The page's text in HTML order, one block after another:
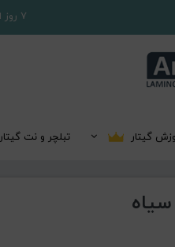
7 روز اکانت لامینور رایگان فقط با ثبت نام در سایت
گیتار تبلچر و نت گیتار